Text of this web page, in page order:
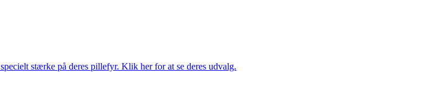
stærke på deres pillefyr. Klik her for at se deres udvalg.